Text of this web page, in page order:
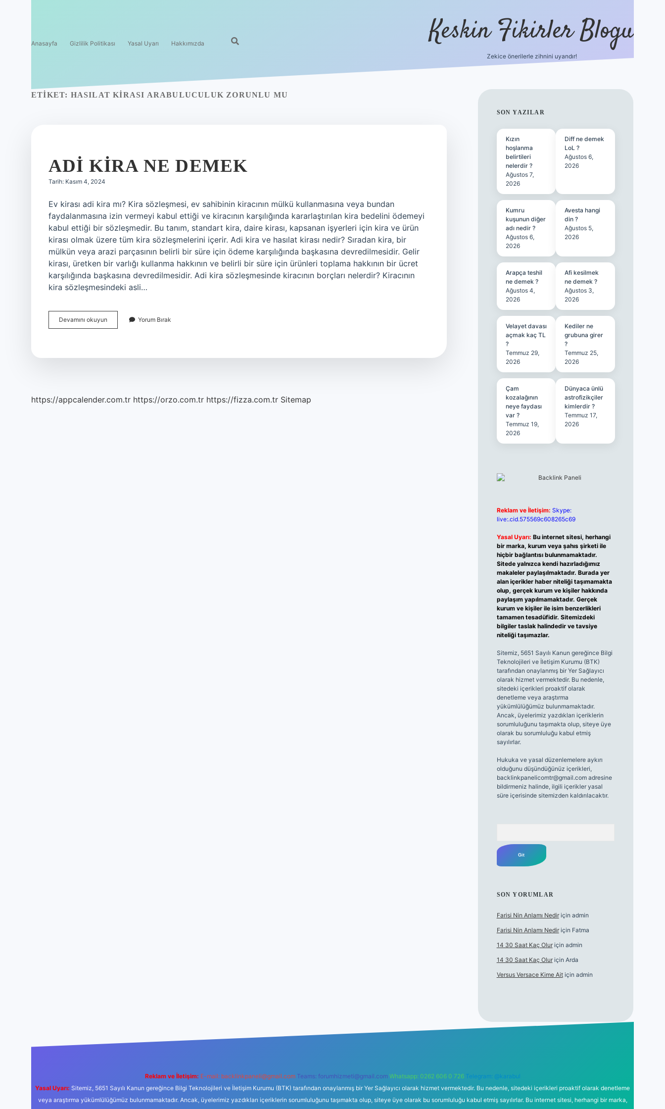
Anasayfa Gizlilik Politikası Yasal Uyarı Hakkımızda Keskin Fikirler Blogu
Zekice önerilerle zihnini uyandır!
ETIKET: HASILAT KIRASI ARABULUCULUK ZORUNLU MU
ADI KIRA NE DEMEK
Tarih: Kasım 4, 2024
Ev kirası adi kira mı? Kira sözleşmesi, ev sahibinin kiracının mülkü kullanmasına veya bundan
faydalanmasına izin vermeyi kabul ettiği ve kiracının karşılığında kararlaştırılan kira bedelini ödemeyi
kabul ettiği bir sözleşmedir. Bu tanım, standart kira, daire kirası, kapsanan işyerleri için kira ve ürün
kirası olmak üzere tüm kira sözleşmelerini içerir. Adi kira ve hasılat kirası nedir? Sıradan kira, bir
mülkün veya arazi parçasının belirli bir süre için ödeme karşılığında başkasına devredilmesidir. Gelir
kirası, üretken bir varlığı kullanma hakkının ve belirli bir süre için ürünleri toplama hakkının bir ücret
karşılığında başkasına devredilmesidir. Adi kira sözleşmesinde kiracının borçları nelerdir? Kiracının
kira sözleşmesindeki asli…
Devamını okuyun
Kira
Yorum Bırak
https://appcalender.com.tr https://orzo.com.tr https://fizza.com.tr Sitemap
SIDEBAR
SON YAZILAR
Kızın
hoşlanma
belirtileri
nelerdir ?
Ağustos 7,
2026
Diff ne demek
LoL ?
Ağustos 6,
2026
Kumru
kuşunun diğer
adı nedir ?
Ağustos 6,
2026
Avesta hangi
din ?
Ağustos 5,
2026
Arapça teshil
ne demek ?
Ağustos 4,
2026
Afi kesilmek
ne demek ?
Ağustos 3,
2026
Velayet davası
açmak kaç TL
?
Temmuz 29,
2026
Kediler ne
grubuna girer
?
Temmuz 25,
2026
Çam
kozalağının
neye faydası
var ?
Temmuz 19,
2026
Dünyaca ünlü
astrofizikçiler
kimlerdir ?
Temmuz 17,
2026
Reklam ve İletişim: Skype:
live:.cid.575569c608265c69
Yasal Uyarı: Bu internet sitesi, herhangi
bir marka, kurum veya şahıs şirketi ile
hiçbir bağlantısı bulunmamaktadır.
Sitede yalnızca kendi hazırladığımız
makaleler paylaşılmaktadır. Burada yer
alan içerikler haber niteliği taşımamakta
olup, gerçek kurum ve kişiler hakkında
paylaşım yapılmamaktadır. Gerçek
kurum ve kişiler ile isim benzerlikleri
tamamen tesadüfidir. Sitemizdeki
bilgiler taslak halindedir ve tavsiye
niteliği taşımazlar.
Sitemiz, 5651 Sayılı Kanun gereğince Bilgi
Teknolojileri ve İletişim Kurumu (BTK)
tarafından onaylanmış bir Yer Sağlayıcı
olarak hizmet vermektedir. Bu nedenle,
sitedeki içerikleri proaktif olarak
denetleme veya araştırma
yükümlülüğümüz bulunmamaktadır.
Ancak, üyelerimiz yazdıkları içeriklerin
sorumluluğunu taşımakta olup, siteye üye
olarak bu sorumluluğu kabul etmiş
sayılırlar.
Hukuka ve yasal düzenlemelere aykırı
olduğunu düşündüğünüz içerikleri,
backlinkpanelicomtr@gmail.comadresine
bildirmeniz halinde, ilgili içerikler yasal
süre içerisinde sitemizden kaldırılacaktır.
SON YORUMLAR
Farisi Nin Anlamı Nediriçin admin
Farisi Nin Anlamı Nediriçin Fatma
14 30 Saat Kaç Oluriçin admin
14 30 Saat Kaç Oluriçin Arda
Versus Versace Kime Aitiçin admin
vdcasinogir.net
Reklam ve İletişim: E-mail: backlinkpaneli@gmail.com Teams: forumhizmeti@gmail.com Whatsapp: 0262 606 0 726 Telegram: @karabul
Yasal Uyarı: Sitemiz, 5651 Sayılı Kanun gereğince Bilgi Teknolojileri ve İletişim Kurumu (BTK) tarafından onaylanmış bir Yer Sağlayıcı olarak hizmet vermektedir. Bu nedenle, sitedeki içerikleri proaktif olarak denetleme
veya araştırma yükümlülüğümüz bulunmamaktadır. Ancak, üyelerimiz yazdıkları içeriklerin sorumluluğunu taşımakta olup, siteye üye olarak bu sorumluluğu kabul etmiş sayılırlar. Bu internet sitesi, herhangi bir marka,